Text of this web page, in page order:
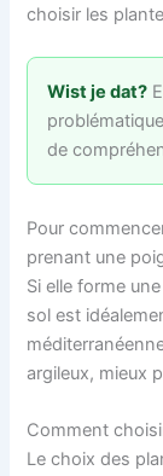
choisir les
Wist je dat?
de
Pour
prenant une
Si elle forme
sol est
argileux, mieux
Comment
Le choix des